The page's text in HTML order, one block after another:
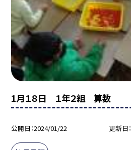
1月１８日 １年２組 算数
公開日 2024/01/22 更新日